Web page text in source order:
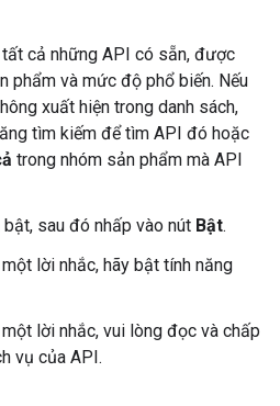
cả những API có sẵn, được
phẩm và mức độ phổ biến. Nếu
xuất hiện trong danh sách,
tìm kiếm để tìm API đó hoặc
trong nhóm sản phẩm mà API
sau đó nhấp vào nút Bật.
lời nhắc, hãy bật tính năng
lời nhắc, vui lòng đọc và chấp
vụ của API.